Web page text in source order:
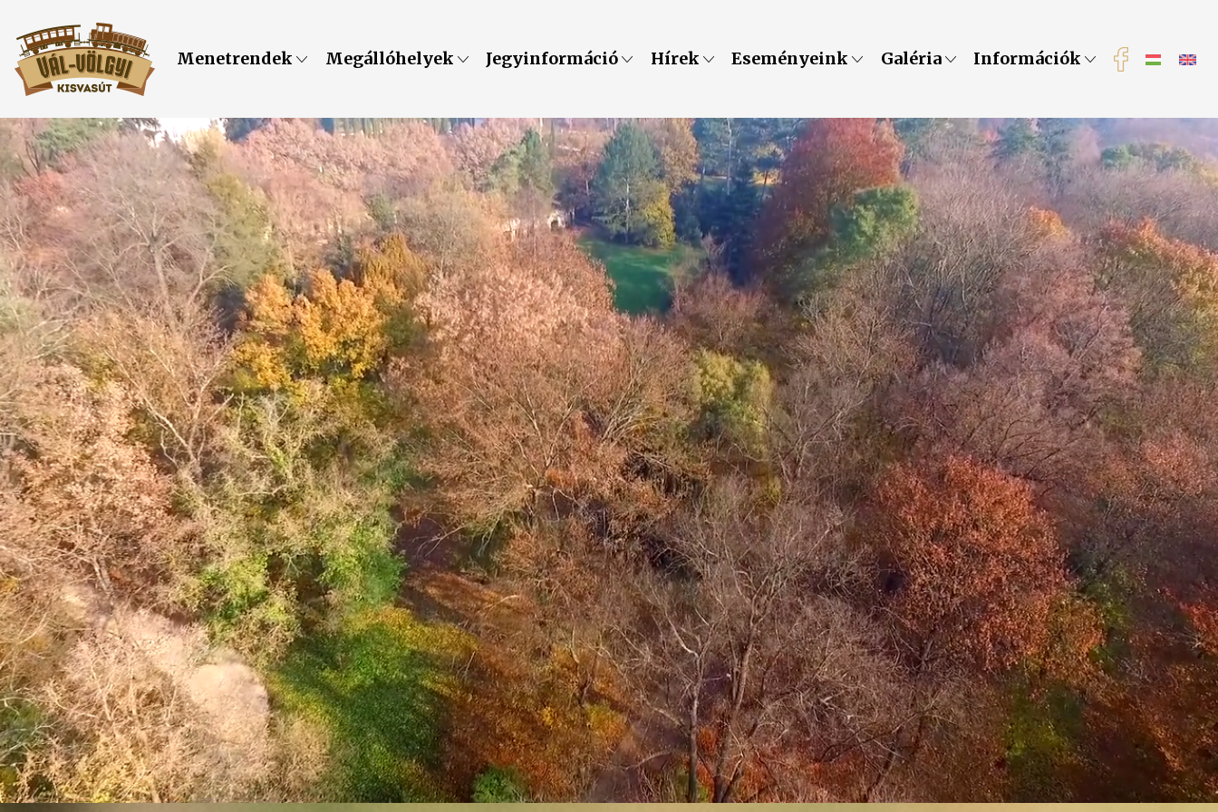
Menetrendek Megállóhelyek Jegyinformáció Hírek Galéria Információk
Eseményeink
Nosztalgia felnőtteknek.
Új élmények gyerekeknek.
Felfedezés